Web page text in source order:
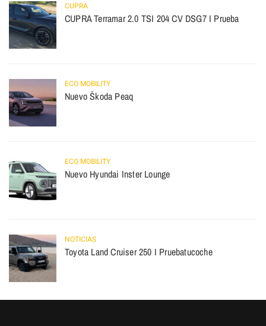
CUPRA
CUPRA Terramar 2.0 TSI 204 CV DSG7 I Prueba
ECO MOBILITY
Nuevo Škoda Peaq
ECO MOBILITY
Nuevo Hyundai Inster Lounge
NOTICIAS
Toyota Land Cruiser 250 I Pruebatucoche